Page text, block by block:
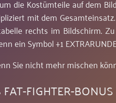
die Kostümteile auf dem
mit dem
rechts im Bildschirm.
ein Symbol +1
Sie nicht mehr mischen
FIGHTER-BONUS